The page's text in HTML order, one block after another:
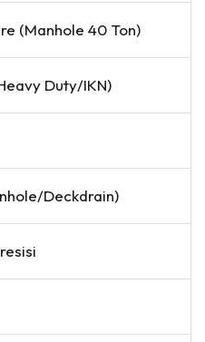
(Manhole 40 Ton)
Duty/IKN)
Deckdrain)